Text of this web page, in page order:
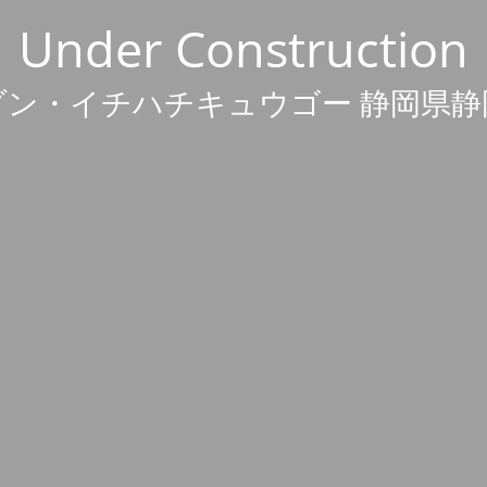
Under Construction
・イチハチキュウゴー 静岡県